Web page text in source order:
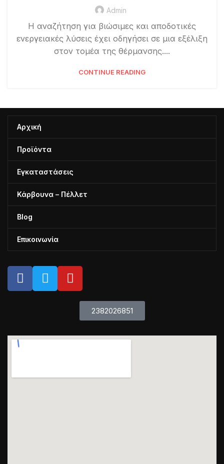
Admin
Η αναζήτηση για βιώσιμες και αποδοτικές
ενεργειακές λύσεις έχει οδηγήσει σε μια εξέλιξη
στον τομέα της θέρμανσης....
CONTINUE READING
Αρχική
Προϊόντα
Εγκαταστάσεις
Κάρβουνα – Πέλλετ
Blog
Επικοινωνία
2382026851